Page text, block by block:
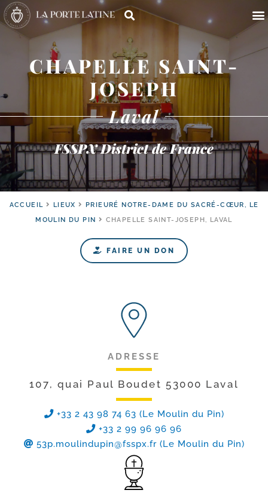
CHAPELLE SAINT-
JOSEPH
Laval
FSSPX District de France
ACCUEIL LIEUX
PRIEURÉ NOTRE-DAME DU SACRÉ-CŒUR, LE
MOULIN DU PIN
CHAPELLE SAINT-JOSEPH, LAVAL
FAIRE UN DON
ADRESSE
107, quai Paul Boudet 53000 Laval
+33 2 43 98 74 63 (Le Moulin du Pin)
+33 2 99 96 96 96
53p.moulindupin@fsspx.fr(Le Moulin du Pin)